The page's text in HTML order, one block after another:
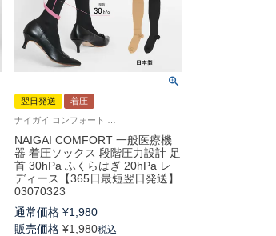
翌日発送
着圧
NAIGAI COMFORT 一般医療機
器 着圧ソックス 段階圧力設計 足
首 30hPa ふくらはぎ 20hPa レ
ディース【365日最短翌日発送】
03070323
通常価格 ¥1,980
販売価格 ¥1,980税込